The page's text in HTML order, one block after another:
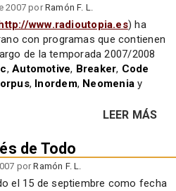
2007 porRamón F. L.
http://www.radioutopia.es) ha
con programas que contienen
de la temporada 2007/2008
,Automotive, Breaker, Code
, Inordem, Neomenia y
LEER MÁS
de Todo
porRamón F. L.
el 15 de septiembre como fecha